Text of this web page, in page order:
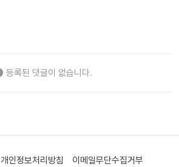
등록된 댓글이 없습니다.
개인정보처리방침
이메일무단수집거부